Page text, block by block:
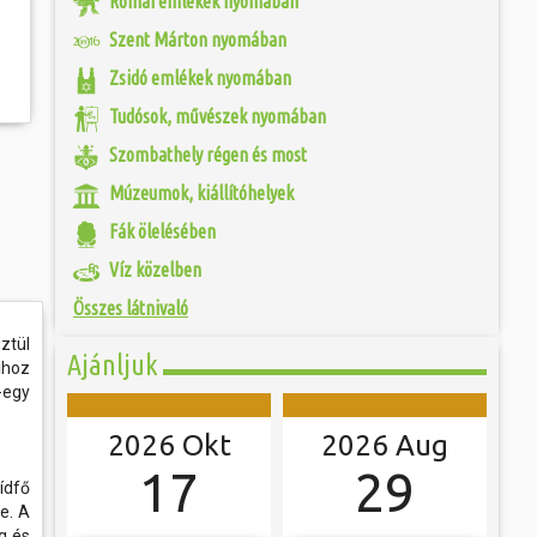
gödrök helyén
1965-től
a gondozásnak,
egyik
sétányon
a
A találkozó
játékkal és
a lépést a
Szent Márton nyomában
Zsidó emlékek nyomában
Tudósok, művészek nyomában
Szombathely régen és most
Múzeumok, kiállítóhelyek
Fák ölelésében
Víz közelben
Összes látnivaló
Ajánljuk
2026 Okt
17
2026 Aug
29
A